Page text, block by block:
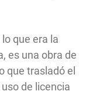
que era la
es una obra de
que trasladó el
de licencia